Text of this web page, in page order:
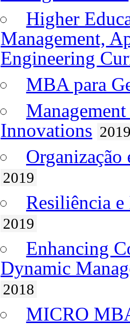
Higher
Management,
Engineering
MBA para
Innovations
Organização
2019
Resiliência
2019
Enhancing
Dynamic
2018
MICRO